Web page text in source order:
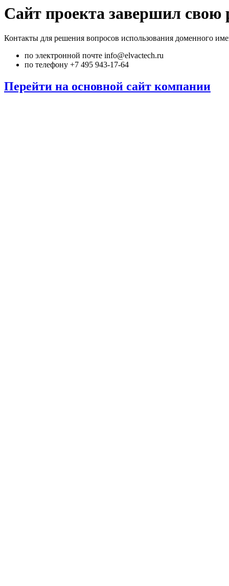
Сайт проекта завершил свою
Контакты для решения вопросов использования доменного
по электронной почте info@elvactech.ru
по телефону +7 495 943-17-64
Перейти на основной сайт компании